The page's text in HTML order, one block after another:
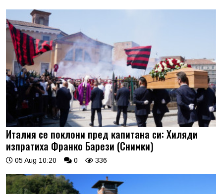
Италия се поклони пред капитана си: Хиляди
изпратиха Франко Барези (Снимки)
05 Aug 10:20 0 336